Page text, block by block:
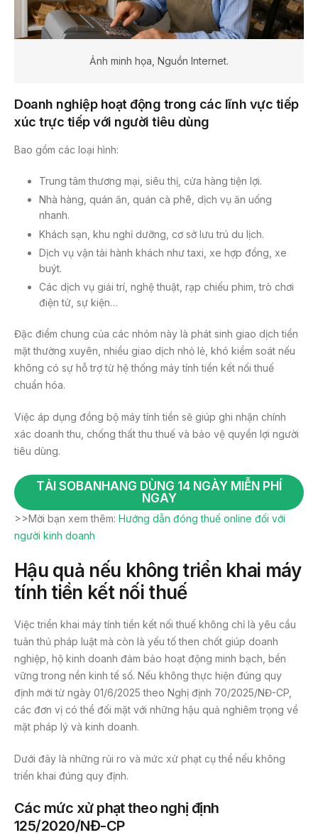
Ảnh minh họa, Nguồn Internet.
Doanh nghiệp hoạt động trong các lĩnh vực tiếp
xúc trực tiếp với người tiêu dùng
Bao gồm các loại hình:
Trung tâm thương mại, siêu thị, cửa hàng tiện lợi.
Nhà hàng, quán ăn, quán cà phê, dịch vụ ăn uống
nhanh.
Khách sạn, khu nghỉ dưỡng, cơ sở lưu trú du lịch.
Dịch vụ vận tải hành khách như taxi, xe hợp đồng, xe
buýt.
Các dịch vụ giải trí, nghệ thuật, rạp chiếu phim, trò chơi
điện tử, sự kiện…
Đặc điểm chung của các nhóm này là phát sinh giao dịch tiền
mặt thường xuyên, nhiều giao dịch nhỏ lẻ, khó kiểm soát nếu
không có sự hỗ trợ từ hệ thống máy tính tiền kết nối thuế
chuẩn hóa.
Việc áp dụng đồng bộ máy tính tiền sẽ giúp ghi nhận chính
xác doanh thu, chống thất thu thuế và bảo vệ quyền lợi người
tiêu dùng.
TẢI SOBANHANG DÙNG 14 NGÀY MIỄN PHÍ
NGAY
>>Mời bạn xem thêm: Hướng dẫn đóng thuế online đối với
người kinh doanh
Hậu quả nếu không triển khai máy
tính tiền kết nối thuế
Việc triển khai máy tính tiền kết nối thuế không chỉ là yêu cầu
tuân thủ pháp luật mà còn là yếu tố then chốt giúp doanh
nghiệp, hộ kinh doanh đảm bảo hoạt động minh bạch, bền
vững trong nền kinh tế số. Nếu không thực hiện đúng quy
định mới từ ngày 01/6/2025 theo Nghị định 70/2025/NĐ-CP,
các đơn vị có thể đối mặt với những hậu quả nghiêm trọng về
mặt pháp lý và kinh doanh.
Dưới đây là những rủi ro và mức xử phạt cụ thể nếu không
triển khai đúng quy định.
Các mức xử phạt theo nghị định
125/2020/NĐ-CP